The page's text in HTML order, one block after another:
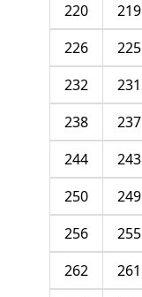
219
220
225
226
231
232
237
238
243
244
249
250
255
256
261
262